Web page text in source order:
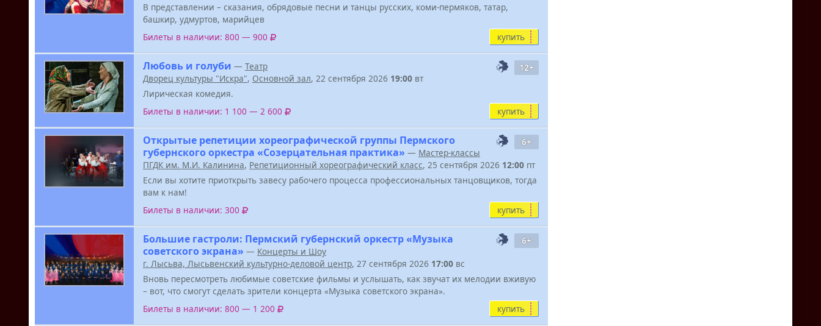
В представлении – сказания, обрядовые песни и танцы русских, коми-пермяков, татар,
башкир, удмуртов, марийцев
Билеты в наличии: 800 — 900
купить
12+
Любовь и голуби — Театр
Дворец культуры "Искра", Основной зал, 22 сентября 2026 19:00 вт
Лирическая комедия.
Билеты в наличии: 1 100 — 2 600
купить
6+
Открытые репетиции хореографической группы Пермского
губернского оркестра «Созерцательная практика» — Мастер-классы
ПГДК им. М.И. Калинина, Репетиционный хореографический класс, 25 сентября 2026 12:00 пт
Если вы хотите приоткрыть завесу рабочего процесса профессиональных танцовщиков, тогда
вам к нам!
Билеты в наличии: 300
купить
6+
Большие гастроли: Пермский губернский оркестр «Музыка
советского экрана» — Концерты и Шоу
г. Лысьва, Лысьвенский культурно-деловой центр, 27 сентября 2026 17:00 вс
Вновь пересмотреть любимые советские фильмы и услышать, как звучат их мелодии вживую
– вот, что смогут сделать зрители концерта «Музыка советского экрана».
Билеты в наличии: 800 — 1 200
купить